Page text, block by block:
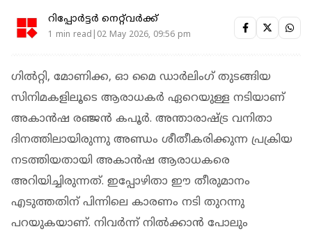
റിപ്പോർട്ടർ നെറ്റ്‌വര്‍ക്ക്‌
1 min read|02 May 2026, 09:56 pm
ഗിൽറ്റി, മോണിക്ക, ഓ മൈ ഡാർലിംഗ് തുടങ്ങിയ
സിനിമകളിലൂടെ ആരാധകർ ഏറെയുള്ള നടിയാണ്
അകാൻഷ രഞ്ജൻ കപൂർ. അന്താരാഷ്ട്ര വനിതാ
ദിനത്തിലായിരുന്നു അണ്ഡം ശീതീകരിക്കുന്ന പ്രക്രിയ
നടത്തിയതായി അകാൻഷ ആരാധകരെ
അറിയിച്ചിരുന്നത്. ഇപ്പോഴിതാ ഈ തീരുമാനം
എടുത്തതിന് പിന്നിലെ കാരണം നടി തുറന്നു
പറയുകയാണ്. നിവർന്ന് നിൽക്കാൻ പോലും